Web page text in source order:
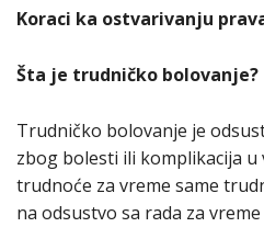
Koraci ka ostvarivanju
Šta je trudničko bolovanje?
Trudničko bolovanje je
zbog bolesti ili komplikacija u
trudnoće za vreme same
na odsustvo sa rada za